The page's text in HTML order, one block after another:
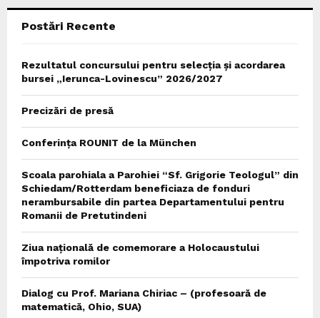
Postări Recente
Rezultatul concursului pentru selecția și acordarea
bursei „Ierunca-Lovinescu” 2026/2027
Precizări de presă
Conferința ROUNIT de la München
Scoala parohiala a Parohiei “Sf. Grigorie Teologul” din
Schiedam/Rotterdam beneficiaza de fonduri
nerambursabile din partea Departamentului pentru
Romanii de Pretutindeni
Ziua națională de comemorare a Holocaustului
împotriva romilor
Dialog cu Prof. Mariana Chiriac – (profesoară de
matematică, Ohio, SUA)